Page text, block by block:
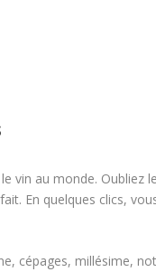
vin au monde. Oubliez
En quelques clics,
cépages, millésime,